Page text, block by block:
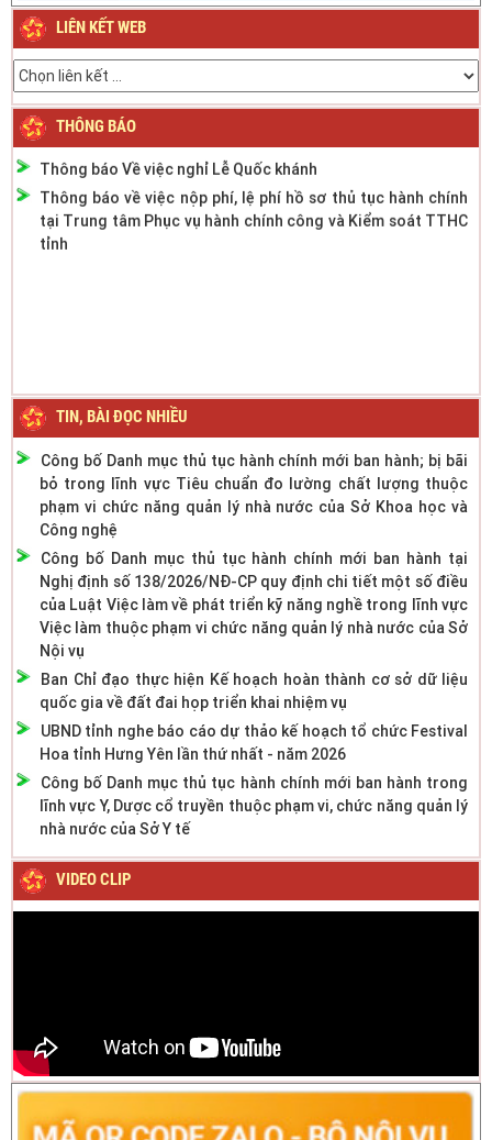
LIÊN KẾT WEB
THÔNG BÁO
2024
Thông báo Lịch nghỉ Lễ Quốc khánh ngày 2/9/2023
Thông báo phân cấp công tác đăng ký phương tiện giao
thông cơ giới đường bộ
Thông báo thời gian làm việc mùa hè năm 2022
Thông báo Về việc nghỉ Lễ Quốc khánh
Thông báo về việc nộp phí, lệ phí hồ sơ thủ tục hành chính
tại Trung tâm Phục vụ hành chính công và Kiểm soát TTHC
tỉnh
TIN, BÀI ĐỌC NHIỀU
Công bố Danh mục thủ tục hành chính mới ban hành; bị bãi
bỏ trong lĩnh vực Tiêu chuẩn đo lường chất lượng thuộc
phạm vi chức năng quản lý nhà nước của Sở Khoa học và
Công nghệ
Công bố Danh mục thủ tục hành chính mới ban hành tại
Nghị định số 138/2026/NĐ-CP quy định chi tiết một số điều
của Luật Việc làm về phát triển kỹ năng nghề trong lĩnh vực
Việc làm thuộc phạm vi chức năng quản lý nhà nước của Sở
Nội vụ
Ban Chỉ đạo thực hiện Kế hoạch hoàn thành cơ sở dữ liệu
quốc gia về đất đai họp triển khai nhiệm vụ
UBND tỉnh nghe báo cáo dự thảo kế hoạch tổ chức Festival
Hoa tỉnh Hưng Yên lần thứ nhất - năm 2026
Công bố Danh mục thủ tục hành chính mới ban hành trong
lĩnh vực Y, Dược cổ truyền thuộc phạm vi, chức năng quản lý
nhà nước của Sở Y tế
VIDEO CLIP